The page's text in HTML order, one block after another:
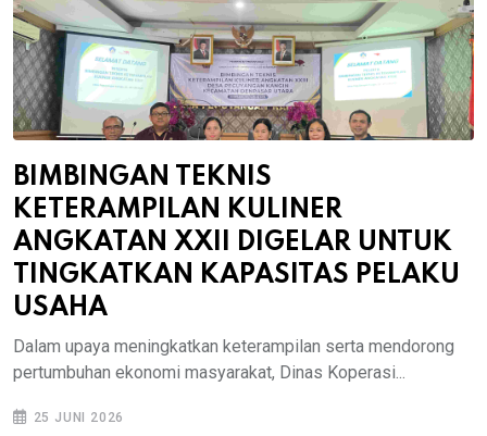
BIMBINGAN TEKNIS
KETERAMPILAN KULINER
ANGKATAN XXII DIGELAR UNTUK
TINGKATKAN KAPASITAS PELAKU
USAHA
Dalam upaya meningkatkan keterampilan serta mendorong
pertumbuhan ekonomi masyarakat, Dinas Koperasi...
25 JUNI 2026